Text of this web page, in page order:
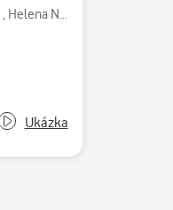
, Helena Novotná
Ukázka